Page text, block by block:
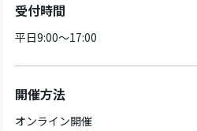
受付時間
平日9:00～17:00
開催方法
オンライン開催